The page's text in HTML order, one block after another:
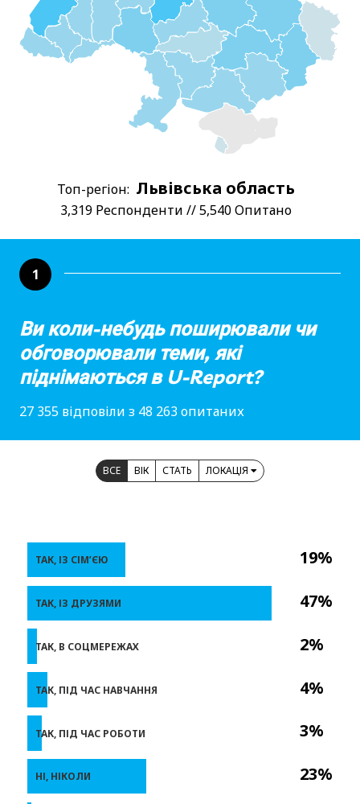
Топ-регіон: Львівська область
3,319 Респонденти // 5,540 Опитано
1
Ви коли-небудь поширювали чи
обговорювали теми, які
піднімаються в U-Report?
27 355 відповіли з 48 263 опитаних
ВСЕ ВІК СТАТЬ ЛОКАЦІЯ
19%
47%
2%
4%
3%
23%
ТАК, ІЗ СІМ’ЄЮ
ТАК, ІЗ ДРУЗЯМИ
ТАК, В СОЦМЕРЕЖАХ
ТАК, ПІД ЧАС НАВЧАННЯ
ТАК, ПІД ЧАС РОБОТИ
НІ, НІКОЛИ